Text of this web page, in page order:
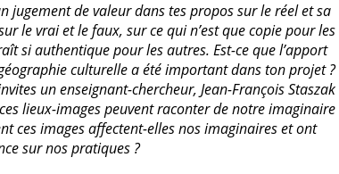
jugement de valeur dans tes propos sur le réel et sa
le vrai et le faux, sur ce qui n’est que copie pour les
si authentique pour les autres. Est-ce que l’apport
culturelle a été important dans ton projet ?
un enseignant-chercheur, Jean-François Staszak
lieux-images peuvent raconter de notre imaginaire
ces images affectent-elles nos imaginaires et ont
sur nos pratiques ?